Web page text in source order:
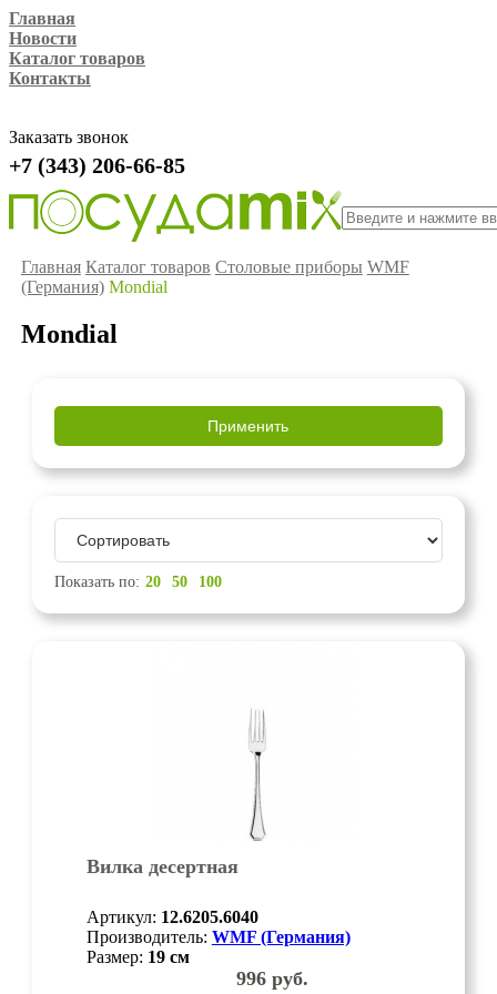
Главная
Новости
Каталог товаров
Контакты
Заказать звонок
+7 (343) 206-66-85
Главная Каталог товаров Столовые приборы WMF
(Германия) Mondial
Mondial
Показать по: 20 50 100
Вилка десертная
Артикул: 12.6205.6040
Производитель: WMF (Германия)
Размер: 19см
996руб.